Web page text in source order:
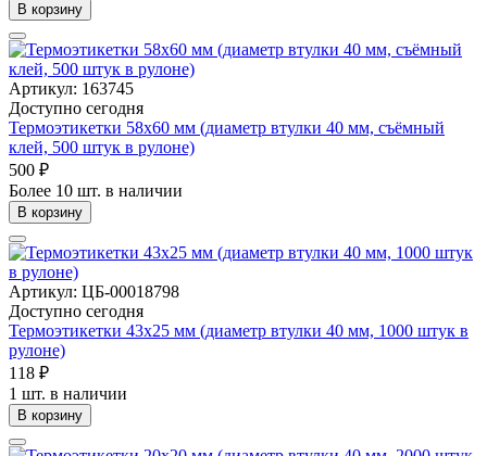
В корзину
Артикул: 163745
Доступно сегодня
Термоэтикетки 58х60 мм (диаметр втулки 40 мм, съёмный
клей, 500 штук в рулоне)
500 ₽
Более 10 шт. в наличии
В корзину
Артикул: ЦБ-00018798
Доступно сегодня
Термоэтикетки 43х25 мм (диаметр втулки 40 мм, 1000 штук в
рулоне)
118 ₽
1 шт. в наличии
В корзину